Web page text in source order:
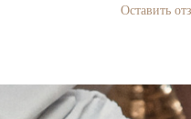
Оставить